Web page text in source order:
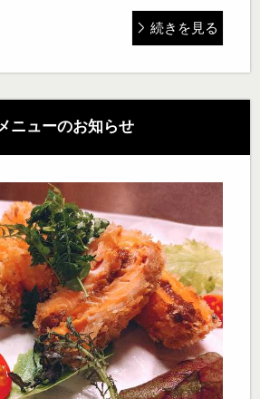
続きを見る
ニューのお知らせ